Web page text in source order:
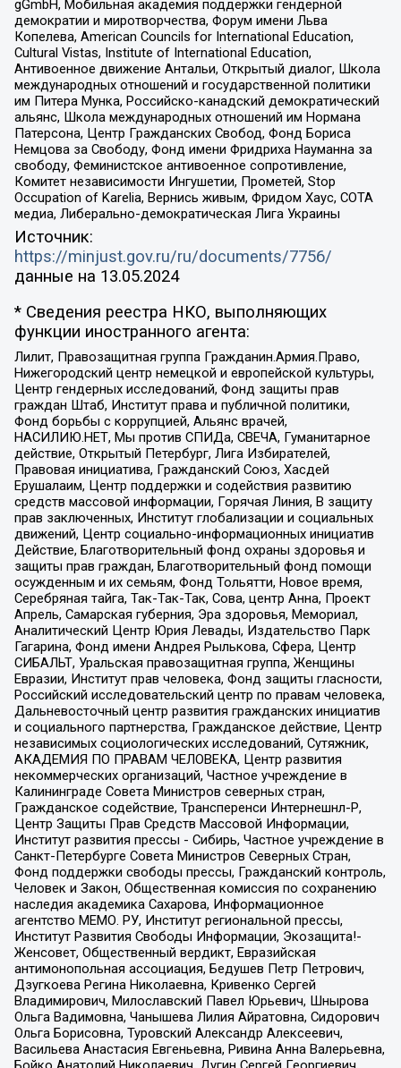
gGmbH, Мобильная академия поддержки гендерной
демократии и миротворчества, Форум имени Льва
Копелева, American Councils for International Education,
Cultural Vistas, Institute of International Education,
Антивоенное движение Антальи, Открытый диалог, Школа
международных отношений и государственной политики
им Питера Мунка, Российско-канадский демократический
альянс, Школа международных отношений им Нормана
Патерсона, Центр Гражданских Свобод, Фонд Бориса
Немцова за Свободу, Фонд имени Фридриха Науманна за
свободу, Феминистское антивоенное сопротивление,
Комитет независимости Ингушетии, Прометей, Stop
Occupation of Karelia, Вернись живым, Фридом Хаус, СОТА
медиа, Либерально-демократическая Лига Украины
Источник:
https://minjust.gov.ru/ru/documents/7756/
данные на 13.05.2024
* Сведения реестра НКО, выполняющих
функции иностранного агента:
Лилит, Правозащитная группа Гражданин.Армия.Право,
Нижегородский центр немецкой и европейской культуры,
Центр гендерных исследований, Фонд защиты прав
граждан Штаб, Институт права и публичной политики,
Фонд борьбы с коррупцией, Альянс врачей,
НАСИЛИЮ.НЕТ, Мы против СПИДа, СВЕЧА, Гуманитарное
действие, Открытый Петербург, Лига Избирателей,
Правовая инициатива, Гражданский Союз, Хасдей
Ерушалаим, Центр поддержки и содействия развитию
средств массовой информации, Горячая Линия, В защиту
прав заключенных, Институт глобализации и социальных
движений, Центр социально-информационных инициатив
Действие, Благотворительный фонд охраны здоровья и
защиты прав граждан, Благотворительный фонд помощи
осужденным и их семьям, Фонд Тольятти, Новое время,
Серебряная тайга, Так-Так-Так, Сова, центр Анна, Проект
Апрель, Самарская губерния, Эра здоровья, Мемориал,
Аналитический Центр Юрия Левады, Издательство Парк
Гагарина, Фонд имени Андрея Рылькова, Сфера, Центр
СИБАЛЬТ, Уральская правозащитная группа, Женщины
Евразии, Институт прав человека, Фонд защиты гласности,
Российский исследовательский центр по правам человека,
Дальневосточный центр развития гражданских инициатив
и социального партнерства, Гражданское действие, Центр
независимых социологических исследований, Сутяжник,
АКАДЕМИЯ ПО ПРАВАМ ЧЕЛОВЕКА, Центр развития
некоммерческих организаций, Частное учреждение в
Калининграде Совета Министров северных стран,
Гражданское содействие, Трансперенси Интернешнл-Р,
Центр Защиты Прав Средств Массовой Информации,
Институт развития прессы - Сибирь, Частное учреждение в
Санкт-Петербурге Совета Министров Северных Стран,
Фонд поддержки свободы прессы, Гражданский контроль,
Человек и Закон, Общественная комиссия по сохранению
наследия академика Сахарова, Информационное
агентство МЕМО. РУ, Институт региональной прессы,
Институт Развития Свободы Информации, Экозащита!-
Женсовет, Общественный вердикт, Евразийская
антимонопольная ассоциация, Бедушев Петр Петрович,
Дзугкоева Регина Николаевна, Кривенко Сергей
Владимирович, Милославский Павел Юрьевич, Шнырова
Ольга Вадимовна, Чанышева Лилия Айратовна, Сидорович
Ольга Борисовна, Туровский Александр Алексеевич,
Васильева Анастасия Евгеньевна, Ривина Анна Валерьевна,